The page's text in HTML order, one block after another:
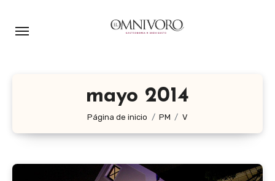
mayo 2014
Página de inicio PM V